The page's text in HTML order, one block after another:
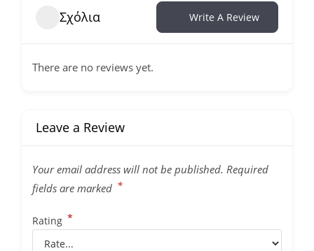
Σχόλια Write A Review
There are no reviews yet.
Leave a Review
Your email address will not be published. Required
fields are marked *
Rating *